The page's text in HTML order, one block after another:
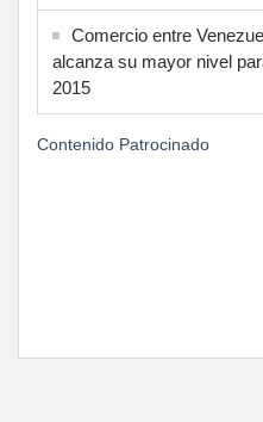
Comercio entre
alcanza su mayor nivel
2015
Contenido Patrocinado